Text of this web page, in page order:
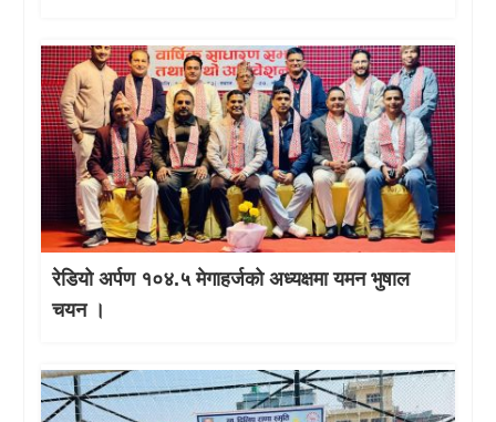
रेडियो अर्पण १०४.५ मेगाहर्जको अध्यक्षमा यमन भुषाल
चयन ।